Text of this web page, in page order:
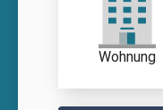
Wohnung